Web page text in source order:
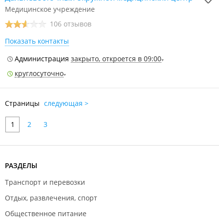
Медицинское учреждение
106 отзывов
Показать контакты
Администрация закрыто, откроется в 09:00
круглосуточно
Страницы следующая >
1 2 3
РАЗДЕЛЫ
Транспорт и перевозки
Отдых, развлечения, спорт
Общественное питание